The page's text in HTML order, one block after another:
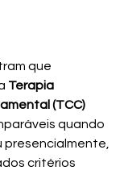
que
Terapia
(TCC)
quando
presencialmente,
critérios